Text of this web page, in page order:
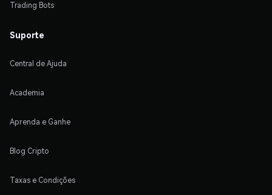
Trading Bots
Suporte
Central de Ajuda
Academia
Aprenda e Ganhe
Blog Cripto
Taxas e Condições